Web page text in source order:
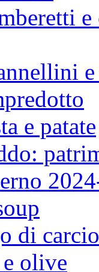
e patate
di
olive